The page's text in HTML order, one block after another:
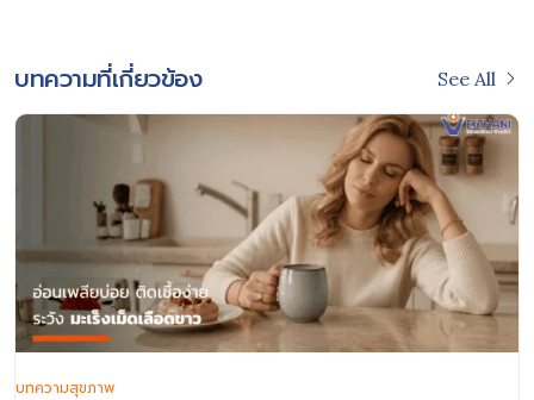
บทความที่เกี่ยวข้อง See All
บทความสุขภาพ